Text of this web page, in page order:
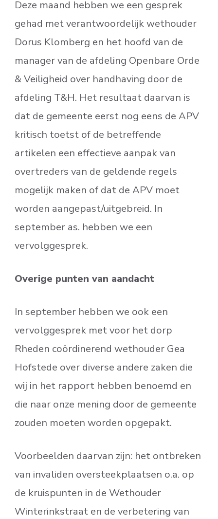
Deze maand hebben we een gesprek
gehad met verantwoordelijk wethouder
Dorus Klomberg en het hoofd van de
manager van de afdeling Openbare Orde
& Veiligheid over handhaving door de
afdeling T&H. Het resultaat daarvan is
dat de gemeente eerst nog eens de APV
kritisch toetst of de betreffende
artikelen een effectieve aanpak van
overtreders van de geldende regels
mogelijk maken of dat de APV moet
worden aangepast/uitgebreid. In
september as. hebben we een
vervolggesprek.
Overige punten van aandacht
In september hebben we ook een
vervolggesprek met voor het dorp
Rheden coördinerend wethouder Gea
Hofstede over diverse andere zaken die
wij in het rapport hebben benoemd en
die naar onze mening door de gemeente
zouden moeten worden opgepakt.
Voorbeelden daarvan zijn: het ontbreken
van invaliden oversteekplaatsen o.a. op
de kruispunten in de Wethouder
Winterinkstraat en de verbetering van